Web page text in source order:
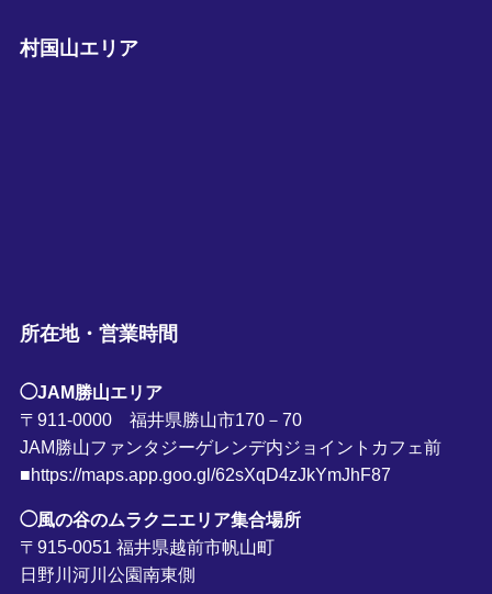
村国山エリア
所在地・営業時間
◯JAM勝山エリア
〒911-0000 福井県勝山市170－70
JAM勝山ファンタジーゲレンデ内ジョイントカフェ前
■https://maps.app.goo.gl/62sXqD4zJkYmJhF87
◯風の谷のムラクニエリア集合場所
〒915-0051 福井県越前市帆山町
日野川河川公園南東側